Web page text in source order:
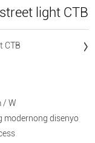
light CTB
/ W
modernong disenyo